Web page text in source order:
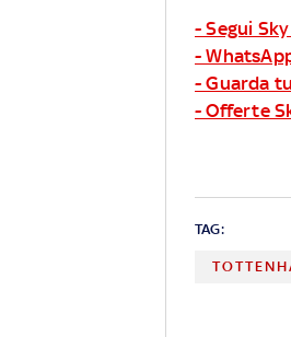
- Segui
-
- Guarda
- Offerte
TAG: